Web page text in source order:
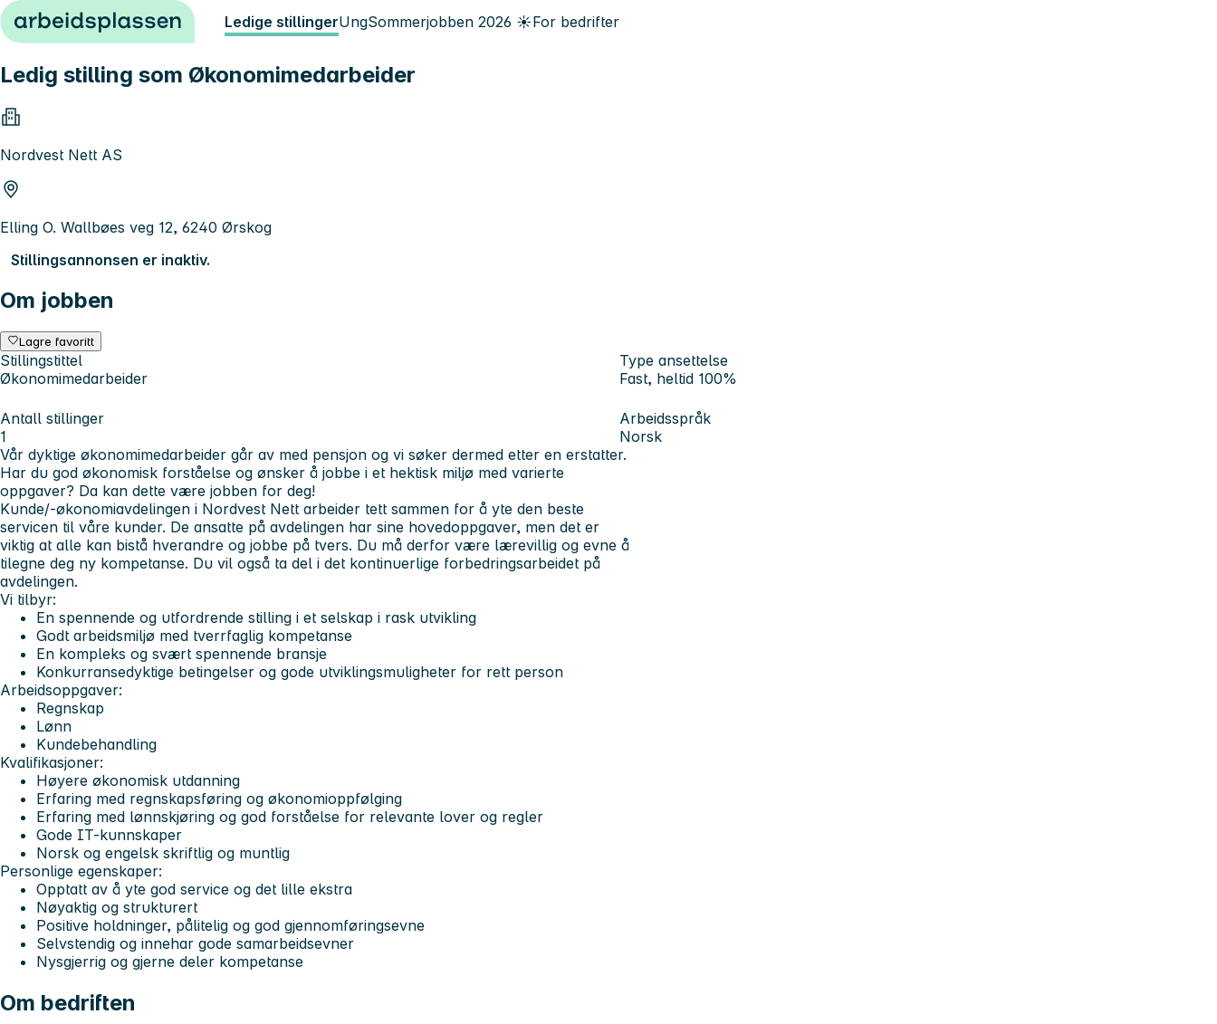
Hopp til innhold Ledige stillingerUngSommerjobben 2026 ☀️For bedrifter
Ledig stilling som Økonomimedarbeider
Nordvest Nett AS
Elling O. Wallbøes veg 12, 6240 Ørskog
Stillingsannonsen er inaktiv.
Om jobben
Lagre favoritt
Stillingstittel
Økonomimedarbeider
Type ansettelse
Fast, heltid 100%
Antall stillinger
1
Arbeidsspråk
Norsk
Vår dyktige økonomimedarbeider går av med pensjon og vi søker dermed etter en erstatter.
Har du god økonomisk forståelse og ønsker å jobbe i et hektisk miljø med varierte
oppgaver? Da kan dette være jobben for deg!
Kunde/-økonomiavdelingen i Nordvest Nett arbeider tett sammen for å yte den beste
servicen til våre kunder. De ansatte på avdelingen har sine hovedoppgaver, men det er
viktig at alle kan bistå hverandre og jobbe på tvers. Du må derfor være lærevillig og evne å
tilegne deg ny kompetanse. Du vil også ta del i det kontinuerlige forbedringsarbeidet på
avdelingen.
Vi tilbyr:
En spennende og utfordrende stilling i et selskap i rask utvikling
Godt arbeidsmiljø med tverrfaglig kompetanse
En kompleks og svært spennende bransje
Konkurransedyktige betingelser og gode utviklingsmuligheter for rett person
Arbeidsoppgaver:
Regnskap
Lønn
Kundebehandling
Kvalifikasjoner:
Høyere økonomisk utdanning
Erfaring med regnskapsføring og økonomioppfølging
Erfaring med lønnskjøring og god forståelse for relevante lover og regler
Gode IT-kunnskaper
Norsk og engelsk skriftlig og muntlig
Personlige egenskaper:
Opptatt av å yte god service og det lille ekstra
Nøyaktig og strukturert
Positive holdninger, pålitelig og god gjennomføringsevne
Selvstendig og innehar gode samarbeidsevner
Nysgjerrig og gjerne deler kompetanse
Om bedriften